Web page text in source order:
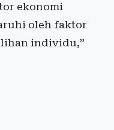
ekonomi
oleh faktor
individu,”